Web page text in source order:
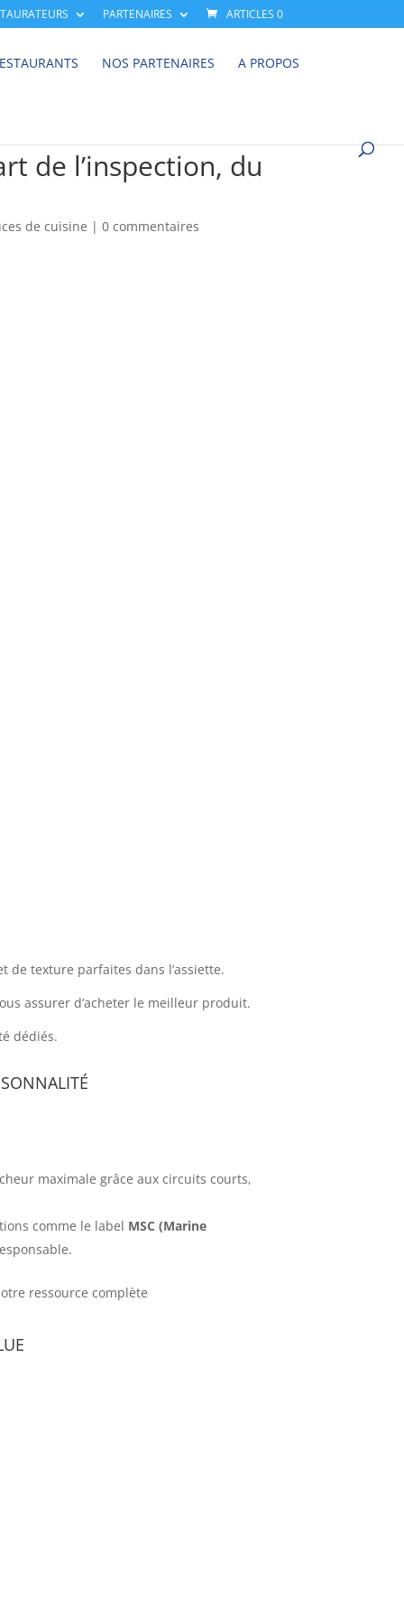
PARTENAIRES ARTICLES 0
NOS PARTENAIRES A PROPOS
de l’inspection, du
de cuisine |0 commentaires
de texture parfaites dans l’assiette.
assurer d’acheter le meilleur produit.
dédiés.
maximale grâce aux circuits courts,
comme le label MSC (Marine
ressource complète